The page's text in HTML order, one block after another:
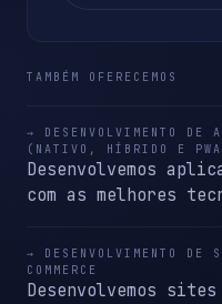
TAMBÉM OFERECEMOS
→ DESENVOLVIMENTO DE
(NATIVO, HÍBRIDO E
Desenvolvemos
com as melhores
→ DESENVOLVIMENTO
COMMERCE
Desenvolvemos